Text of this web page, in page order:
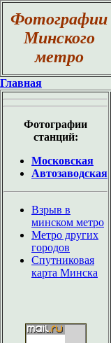
Фотографии
Минского
метро
Главная
Фотографии
станций:
Московская
Автозаводская
Взрыв в
минском метро
Метро других
городов
Спутниковая
карта Минска